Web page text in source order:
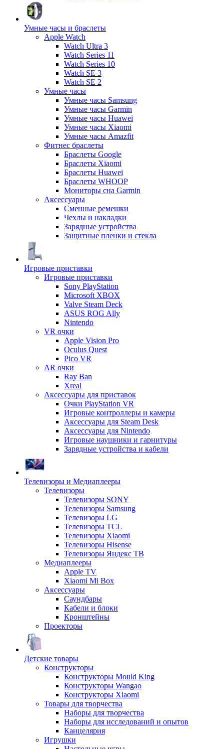
Умные часы и браслеты
Apple Watch
Watch Ultra 3
Watch Series 11
Watch Series 10
Watch SE 3
Watch SE 2
Умные часы
Умные часы Samsung
Умные часы Garmin
Умные часы Huawei
Умные часы Xiaomi
Умные часы Amazfit
Фитнес браслеты
Браслеты Google
Браслеты Xiaomi
Браслеты Huawei
Браслеты WHOOP
Мониторы сна Garmin
Аксессуары
Сменные ремешки
Чехлы и накладки
Зарядные устройства
Защитные пленки и стекла
Игровые приставки
Игровые приставки
Sony PlayStation
Microsoft XBOX
Valve Steam Deck
ASUS ROG Ally
Nintendo
VR очки
Apple Vision Pro
Oculus Quest
Pico VR
AR очки
Ray Ban
Xreal
Аксессуары для приставок
Очки PlayStation VR
Игровые контроллеры и камеры
Аксессуары для Steam Desk
Аксессуары для Nintendo
Игровые наушники и гарнитуры
Зарядные устройства и кабели
Телевизоры и Медиаплееры
Телевизоры
Телевизоры SONY
Телевизоры Samsung
Телевизоры LG
Телевизоры TCL
Телевизоры Xiaomi
Телевизоры Hisense
Телевизоры Яндекс ТВ
Медиаплееры
Apple TV
Xiaomi Mi Box
Аксессуары
Саундбары
Кабели и блоки
Кронштейны
Проекторы
Детские товары
Конструкторы
Конструкторы Mould King
Конструкторы Wangao
Конструкторы Xiaomi
Товары для творчества
Наборы для творчества
Наборы для исследований и опытов
Канцелярия
Игрушки